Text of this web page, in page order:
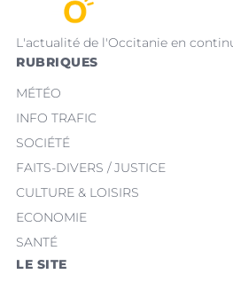
L'actualité de l'Occitanie en
RUBRIQUES
MÉTÉO
INFO TRAFIC
SOCIÉTÉ
FAITS-DIVERS / JUSTICE
CULTURE & LOISIRS
ECONOMIE
SANTÉ
LE SITE